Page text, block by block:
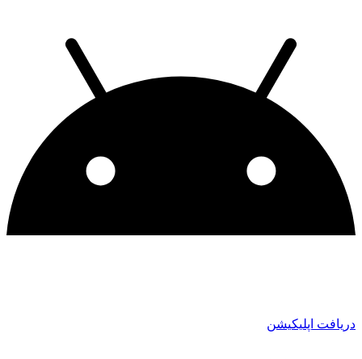
دریافت اپلیکیشن